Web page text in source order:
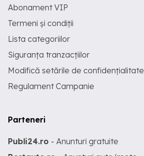
Abonament VIP
Termeni și condiții
Lista categoriilor
Siguranța tranzacțiilor
Modifică setările de confidențialitate
Regulament Campanie
Parteneri
Publi24.ro - Anunturi gratuite